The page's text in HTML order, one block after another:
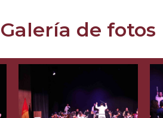
Galería de fotos